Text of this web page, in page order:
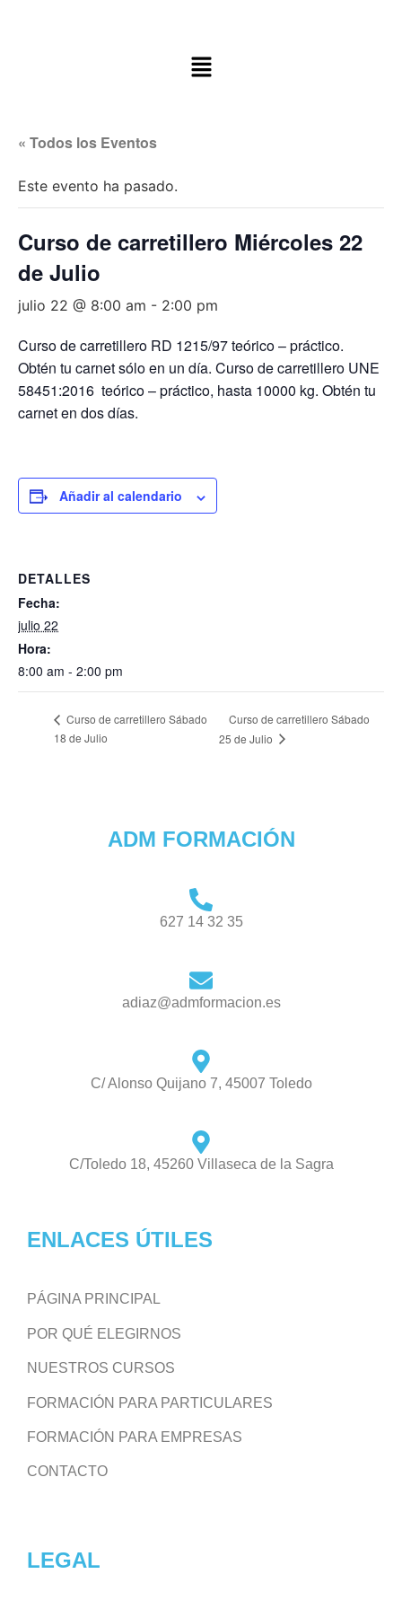
« Todos los Eventos
Este evento ha pasado.
Curso de carretillero Miércoles 22
de Julio
julio 22 @ 8:00 am - 2:00 pm
Curso de carretillero RD 1215/97 teórico – práctico.
Obtén tu carnet sólo en un día. Curso de carretillero UNE
58451:2016 teórico – práctico, hasta 10000 kg. Obtén tu
carnet en dos días.
Añadir al calendario
DETALLES
Fecha:
julio 22
Hora:
8:00 am - 2:00 pm
Curso de carretillero Sábado
18 de Julio
Curso de carretillero Sábado
25 de Julio
ADM FORMACIÓN
627 14 32 35
adiaz@admformacion.es
C/ Alonso Quijano 7, 45007 Toledo
C/Toledo 18, 45260 Villaseca de la Sagra
ENLACES ÚTILES
PÁGINA PRINCIPAL
POR QUÉ ELEGIRNOS
NUESTROS CURSOS
FORMACIÓN PARA PARTICULARES
FORMACIÓN PARA EMPRESAS
CONTACTO
LEGAL